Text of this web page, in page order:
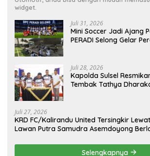
widget.
Juli 31, 2026
Mini Soccer Jadi Ajang
PERADI Selong Gelar
Juli 28, 2026
Kapolda Sulsel
Tembak Tathya
Juli 27, 2026
KRD FC/Kalirandu United Tersingkir
Lawan Putra Samudra Asemdoyong
Selengkapnya